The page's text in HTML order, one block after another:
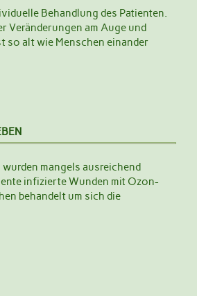
Behandlung des Patienten.
Veränderungen am Auge und
so alt wie Menschen einander
mangels ausreichend
infizierte Wunden mit Ozon-
behandelt um sich die